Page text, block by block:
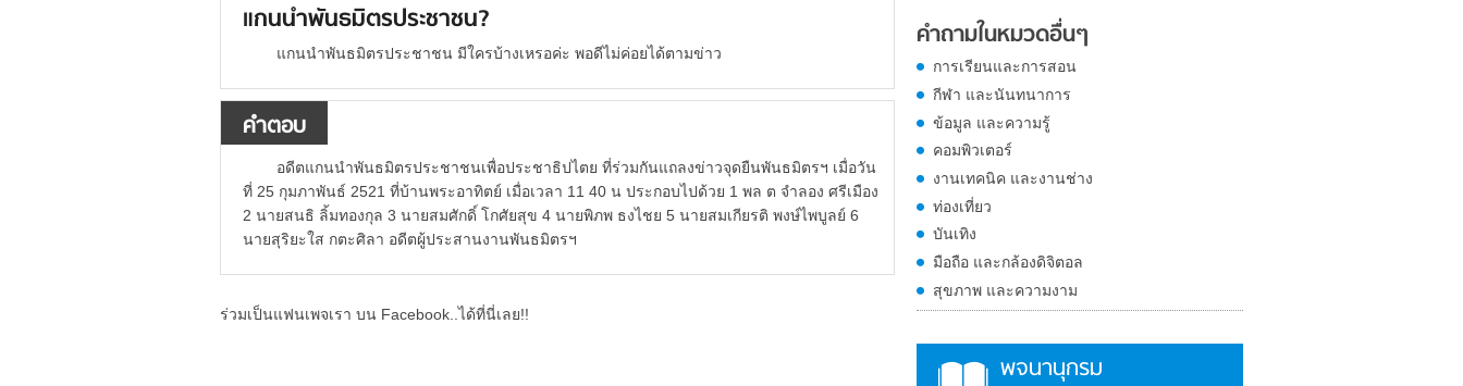
แกนนำพันธมิตรประชาชน?
แกนนำพันธมิตรประชาชน มีใครบ้างเหรอค่ะ พอดีไม่ค่อยได้ตามข่าว
คำตอบ
อดีตแกนนำพันธมิตรประชาชนเพื่อประชาธิปไตย ที่ร่วมกันแถลงข่าวจุดยืนพันธมิตรฯ เมื่อวัน
ที่ 25 กุมภาพันธ์ 2521 ที่บ้านพระอาทิตย์ เมื่อเวลา 11 40 น ประกอบไปด้วย 1 พล ต จำลอง ศรีเมือง
2 นายสนธิ ลิ้มทองกุล 3 นายสมศักดิ์ โกศัยสุข 4 นายพิภพ ธงไชย 5 นายสมเกียรติ พงษ์ไพบูลย์ 6
นายสุริยะใส กตะศิลา อดีตผู้ประสานงานพันธมิตรฯ
ร่วมเป็นแฟนเพจเรา บน Facebook..ได้ที่นี่เลย!!
คำถามในหมวดอื่นๆ
การเรียนและการสอน
กีฬา และนันทนาการ
ข้อมูล และความรู้
คอมพิวเตอร์
งานเทคนิค และงานช่าง
ท่องเที่ยว
บันเทิง
มือถือ และกล้องดิจิตอล
สุขภาพ และความงาม
พจนานุกรม